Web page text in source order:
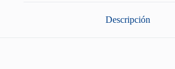
Descripción